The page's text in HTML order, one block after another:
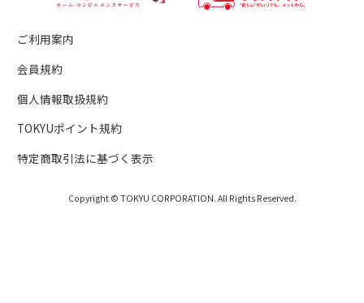
ご利用案内
会員規約
個人情報取扱規約
TOKYUポイント規約
特定商取引法に基づく表示
Copyright © TOKYU CORPORATION. All Rights Reserved.